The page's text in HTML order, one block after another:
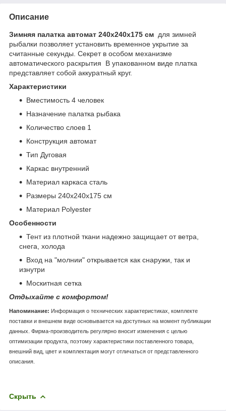
Описание
Зимняя палатка автомат 240х240х175 cм для зимней
рыбалки позволяет установить временное укрытие за
считанные секунды. Секрет в особом механизме
автоматического раскрытия В упакованном виде платка
представляет собой аккуратный круг.
Характеристики
Вместимость 4 человек
Назначение палатка рыбака
Количество слоев 1
Конструкция автомат
Тип Дуговая
Каркас внутренний
Материал каркаса сталь
Размеры 240х240х175 см
Материал Polyester
Особенности
Тент из плотной ткани надежно защищает от ветра,
снега, холода
Вход на "молнии" открывается как снаружи, так и
изнутри
Москитная сетка
Отдыхайте с комфортом!
Напоминание: Информация о технических характеристиках, комплекте
поставки и внешнем виде основывается на доступных на момент публикации
данных. Фирма-производитель регулярно вносит изменения с целью
оптимизации продукта, поэтому характеристики поставленного товара,
внешний вид, цвет и комплектация могут отличаться от представленного
описания.
Скрыть